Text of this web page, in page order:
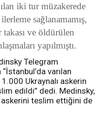
iki tur müzakerede
sağlanamamış,
ve öldürülen
yapılmıştı.
Telegram
varılan
Ukraynalı askerin
edildi” dedi. Medinsky,
askerini teslim ettiğini de